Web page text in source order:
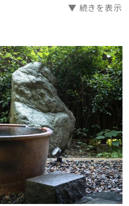
しにくい上質な温泉に癒されて
雛の湯」
日フロント予約・先着順
▼ 続きを表示